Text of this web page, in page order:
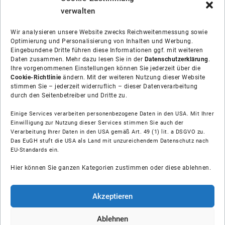
verwalten
Wir analysieren unsere Website zwecks Reichweitenmessung sowie
Optimierung und Personalisierung von Inhalten und Werbung.
Eingebundene Dritte führen diese Informationen ggf. mit weiteren
Daten zusammen. Mehr dazu lesen Sie in der Datenschutzerklärung.
Ihre vorgenommenen Einstellungen können Sie jederzeit über die
Cookie-Richtlinieändern. Mit der weiteren Nutzung dieser Website
stimmen Sie – jederzeit widerruflich – dieser Datenverarbeitung
durch den Seitenbetreiber und Dritte zu.
Einige Services verarbeiten personenbezogene Daten in den USA. Mit Ihrer
Einwilligung zur Nutzung dieser Services stimmen Sie auch der
Verarbeitung Ihrer Daten in den USA gemäß Art. 49 (1) lit. a DSGVO zu.
Das EuGH stuft die USA als Land mit unzureichendem Datenschutz nach
EU-Standards ein.
Hier können Sie ganzen Kategorien zustimmen oder diese ablehnen.
Akzeptieren
Ablehnen
Über uns
Soziale Medien